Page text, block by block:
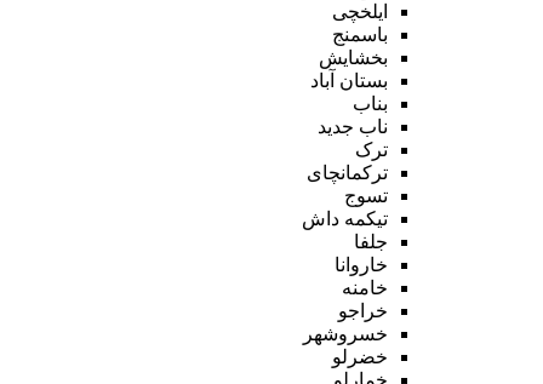
ایلخچی
باسمنج
بخشایش
بستان آباد
بناب
ناب جدید
ترک
ترکمانچای
تسوج
تیکمه داش
جلفا
خاروانا
خامنه
خراجو
خسروشهر
خضرلو
خمارلو